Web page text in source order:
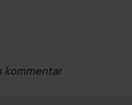
kommentar